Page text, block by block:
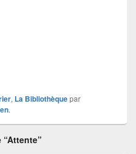
, La Bibliothèquepar
.